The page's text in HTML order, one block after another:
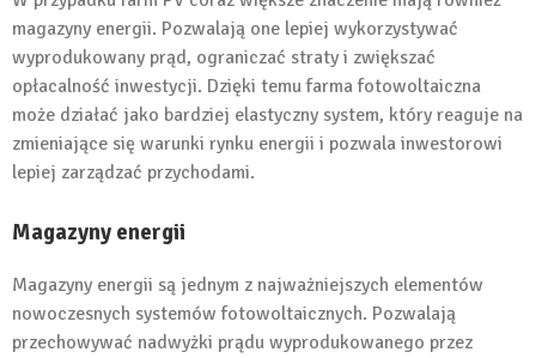
magazyny energii. Pozwalają one lepiej wykorzystywać
wyprodukowany prąd, ograniczać straty i zwiększać
opłacalność inwestycji. Dzięki temu farma fotowoltaiczna
może działać jako bardziej elastyczny system, który reaguje na
zmieniające się warunki rynku energii i pozwala inwestorowi
lepiej zarządzać przychodami.
Magazyny energii
Magazyny energii są jednym z najważniejszych elementów
nowoczesnych systemów fotowoltaicznych. Pozwalają
przechowywać nadwyżki prądu wyprodukowanego przez